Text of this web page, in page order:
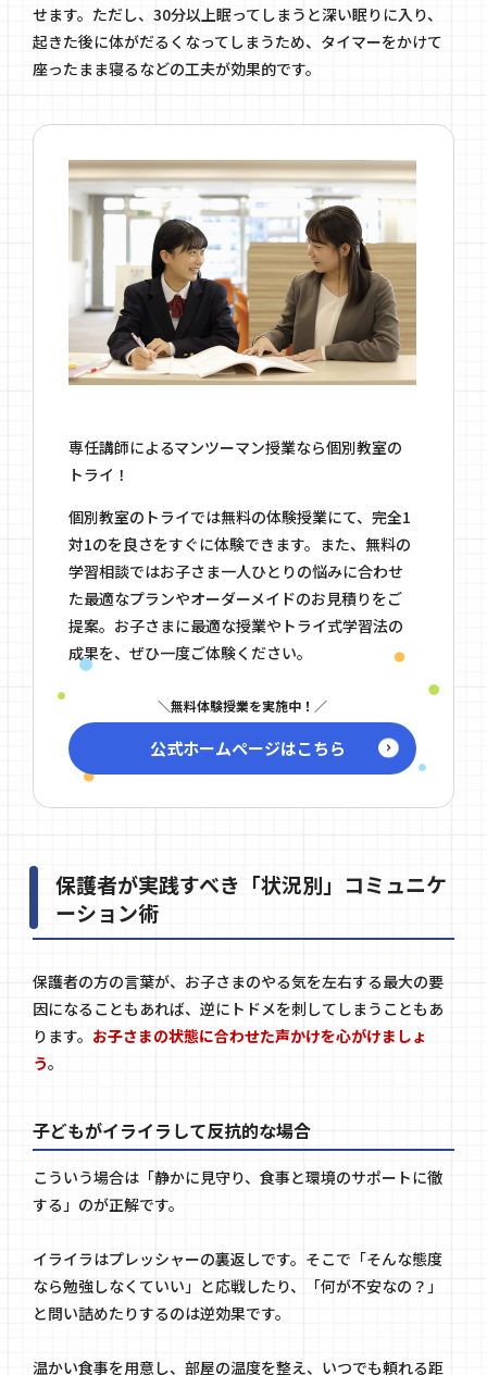
せます。ただし、30分以上眠ってしまうと深い眠りに入り、
起きた後に体がだるくなってしまうため、タイマーをかけて
座ったまま寝るなどの工夫が効果的です。
専任講師によるマンツーマン授業なら個別教室の
トライ！
個別教室のトライでは無料の体験授業にて、完全1
対1のを良さをすぐに体験できます。また、無料の
学習相談ではお子さま一人ひとりの悩みに合わせ
た最適なプランやオーダーメイドのお見積りをご
提案。お子さまに最適な授業やトライ式学習法の
成果を、ぜひ一度ご体験ください。
無料体験授業を実施中！
公式ホームページはこちら
保護者が実践すべき「状況別」コミュニケ
ーション術
保護者の方の言葉が、お子さまのやる気を左右する最大の要
因になることもあれば、逆にトドメを刺してしまうこともあ
ります。 お子さまの状態に合わせた声かけを心がけましょ
う。
子どもがイライラして反抗的な場合
こういう場合は「静かに見守り、食事と環境のサポートに徹
する」のが正解です。
イライラはプレッシャーの裏返しです。そこで「そんな態度
なら勉強しなくていい」と応戦したり、「何が不安なの？」
と問い詰めたりするのは逆効果です。
温かい食事を用意し、部屋の温度を整え、いつでも頼れる距